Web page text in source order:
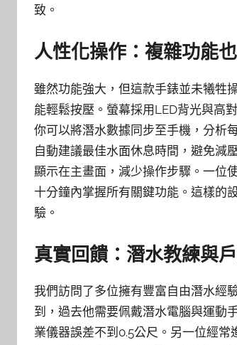
致。
人性化操作：複雜功能
雖然功能強大，但這款手錶並未犧牲
能輕鬆按壓。螢幕採用LED背光與高
你可以將潛水數據同步至手機，分析
自動建議最佳水面休息時間，避免減
顯示在主畫面，減少操作步驟。一位
十分鐘內掌握所有關鍵功能。這樣的
驗。
真實回饋：潛水教練與
我們訪問了多位擁有豐富自由潛水經
到，過去他需要佩戴潛水電腦與運動
業儀器誤差不到0.5公尺。另一位經